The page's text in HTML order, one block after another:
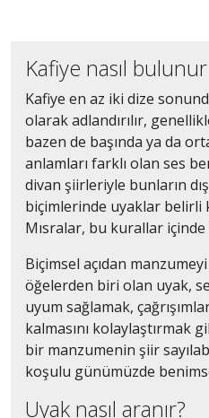
Kafiye nasıl bulunur
Kafiye en az iki dize
olarak adlandırılır,
bazen de başında ya da
anlamları farklı olan ses
divan şiirleriyle bunların
biçimlerinde uyaklar belirli
Mısralar, bu kurallar
Biçimsel açıdan
öğelerden biri olan uyak,
uyum sağlamak,
kalmasını kolaylaştırmak
bir manzumenin şiir
koşulu günümüzde
Uyak nasıl aranır?